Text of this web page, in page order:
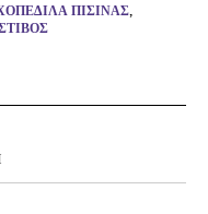
ΠΙΣΊΝΑΣ,